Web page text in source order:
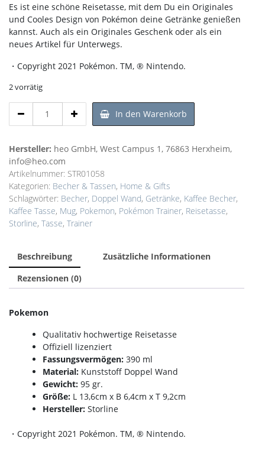
Es ist eine schöne Reisetasse, mit dem Du ein Originales
und Cooles Design von Pokémon deine Getränke genießen
kannst. Auch als ein Originales Geschenk oder als ein
neues Artikel für Unterwegs.
・Copyright 2021 Pokémon. TM, ® Nintendo.
2 vorrätig
Trainer
Menge
In den Warenkorb
Hersteller: heo GmbH, West Campus 1, 76863 Herxheim,
info@heo.com
Artikelnummer: STR01058
Kategorien: Becher & Tassen, Home & Gifts
Schlagwörter: Becher, Doppel Wand, Getränke, Kaffee Becher,
Kaffee Tasse, Mug, Pokemon, Pokémon Trainer, Reisetasse,
Storline, Tasse, Trainer
Beschreibung
Zusätzliche Informationen
Rezensionen (0)
Pokemon
Qualitativ hochwertige Reisetasse
Offiziell lizenziert
Fassungsvermögen: 390 ml
Material: Kunststoff Doppel Wand
Gewicht: 95 gr.
Größe: L 13,6cm x B 6,4cm x T 9,2cm
Hersteller: Storline
・Copyright 2021 Pokémon. TM, ® Nintendo.